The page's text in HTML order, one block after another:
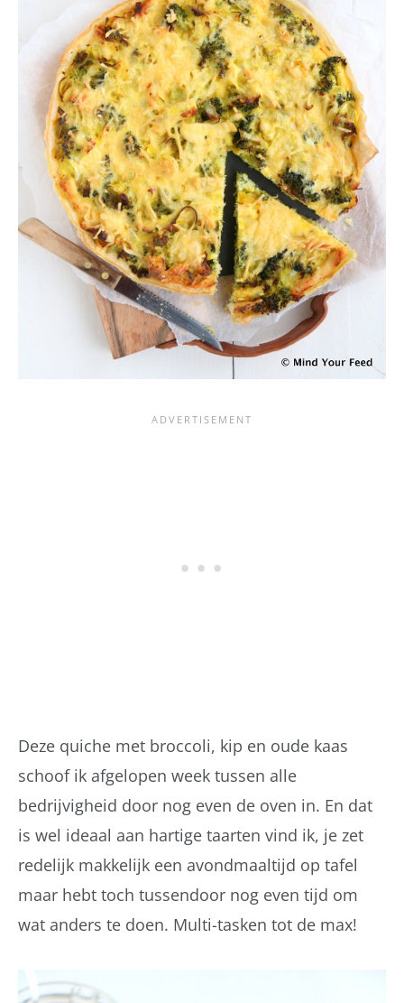
Deze quiche met broccoli, kip en oude kaas
schoof ik afgelopen week tussen alle
bedrijvigheid door nog even de oven in. En dat
is wel ideaal aan hartige taarten vind ik, je zet
redelijk makkelijk een avondmaaltijd op tafel
maar hebt toch tussendoor nog even tijd om
wat anders te doen. Multi-tasken tot de max!